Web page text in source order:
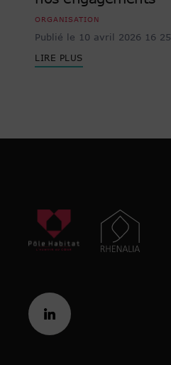
ORGANISATION
Publié le 10 avril 2026 16 25
LIRE PLUS